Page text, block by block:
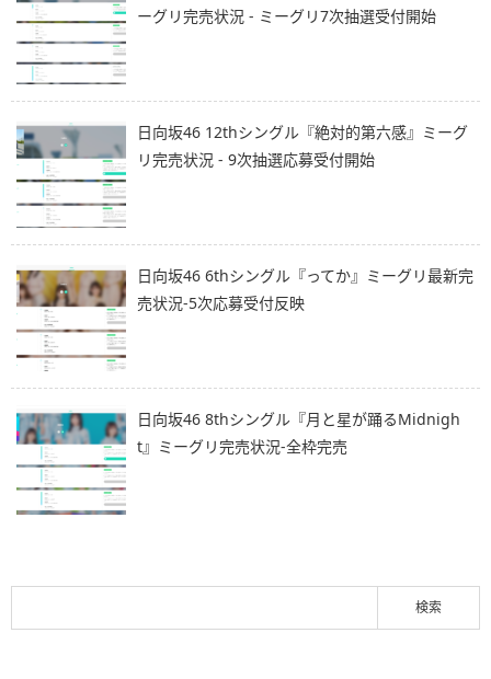
ーグリ完売状況 - ミーグリ7次抽選受付開始
日向坂46 12thシングル『絶対的第六感』ミーグ
リ完売状況 - 9次抽選応募受付開始
日向坂46 6thシングル『ってか』ミーグリ最新完
売状況-5次応募受付反映
日向坂46 8thシングル『月と星が踊るMidnigh
t』ミーグリ完売状況-全枠完売